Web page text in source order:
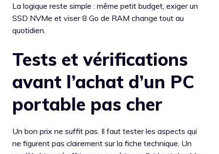
La logique reste simple : même petit budget, exiger un
SSD NVMe et viser 8 Go de RAM change tout au
quotidien.
Tests et vérifications
avant l’achat d’un PC
portable pas cher
Un bon prix ne suffit pas. Il faut tester les aspects qui
ne figurent pas clairement sur la fiche technique. Un